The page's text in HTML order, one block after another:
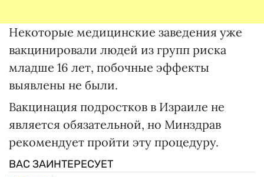
Некоторые медицинские заведения уже
вакцинировали людей из групп риска
младше 16 лет, побочные эффекты
выявлены не были.
Вакцинация подростков в Израиле не
является обязательной, но Минздрав
рекомендует пройти эту процедуру.
ВАС ЗАИНТЕРЕСУЕТ